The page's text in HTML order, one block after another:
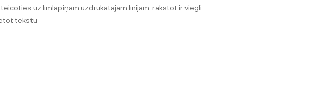
uz līmlapiņām uzdrukātajām līnijām, rakstot ir viegli
tekstu